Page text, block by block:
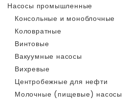
Насосы промышленные
Консольные и моноблочные
Коловратные
Винтовые
Вакуумные насосы
Вихревые
Центробежные для нефти
Молочные (пищевые) насосы